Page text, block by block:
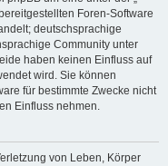
Foren-Software
deutschsprachige
Community unter
haben keinen Einfluss auf
wird. Sie können
für bestimmte Zwecke nicht
Einfluss nehmen.
von Leben, Körper